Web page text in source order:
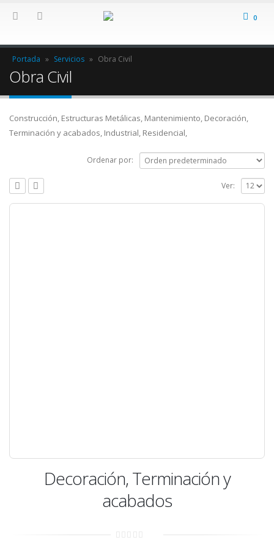
0
Portada » Servicios » Obra Civil
Obra Civil
Construcción, Estructuras Metálicas, Mantenimiento, Decoración,
Terminación y acabados, Industrial, Residencial,
Ordenar por:
Ver:
Decoración, Terminación y
acabados